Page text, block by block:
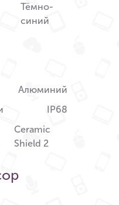
Тёмно-
синий
Алюминий
IP68
Ceramic
Shield 2